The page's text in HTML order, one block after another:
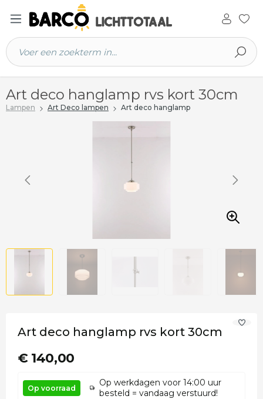
hoofdinhoud
Art deco hanglamp rvs kort 30cm
Lampen Art Deco lampen Art deco hanglamp
Art deco hanglamp rvs kort 30cm
€ 140,00
Op voorraad
Op werkdagen voor 14:00 uur
besteld = vandaag verstuurd!